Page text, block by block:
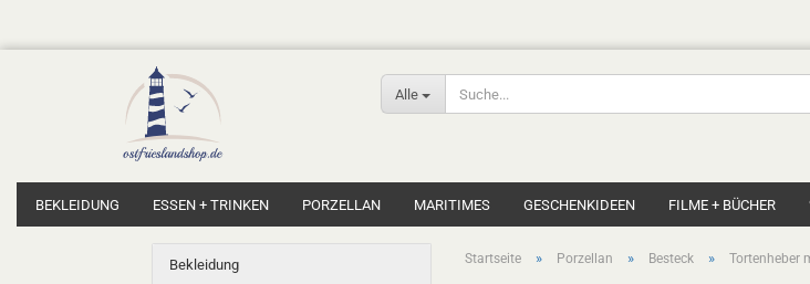
Alle
BEKLEIDUNG ESSEN + TRINKEN PORZELLAN MARITIMES GESCHENKIDEEN FILME + BÜCHER
Startseite » Porzellan » Besteck » Tortenheber
Bekleidung